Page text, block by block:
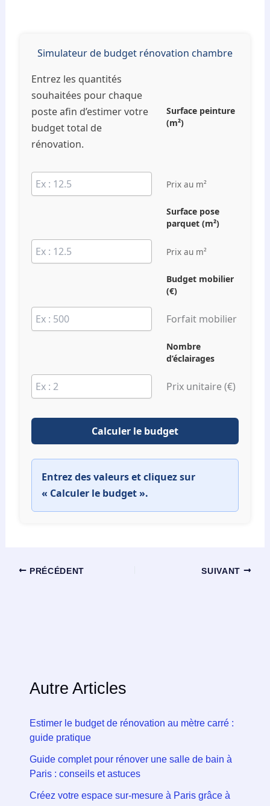
Simulateur de budget rénovation chambre
Entrez les quantités
souhaitées pour chaque
poste afin d’estimer votre
budget total de
rénovation.
Surface peinture
(m²)
Prix au m²
Surface pose
parquet (m²)
Prix au m²
Budget mobilier
(€)
Forfait mobilier
Nombre
d’éclairages
Prix unitaire (€)
Calculer le budget
Entrez des valeurs et cliquez sur
« Calculer le budget ».
PRÉCÉDENT SUIVANT
Autre Articles
Estimer le budget de rénovation au mètre carré :
guide pratique
Guide complet pour rénover une salle de bain à
Paris : conseils et astuces
Créez votre espace sur-mesure à Paris grâce à